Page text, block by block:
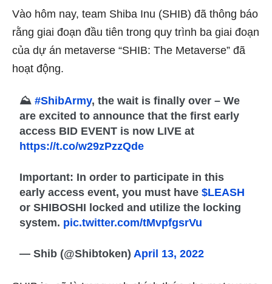
Vào hôm nay, team Shiba Inu (SHIB) đã thông báo
rằng giai đoạn đầu tiên trong quy trình ba giai đoạn
của dự án metaverse “SHIB: The Metaverse” đã
hoạt động.
⛰#ShibArmy, the wait is finally over – We
are excited to announce that the first early
access BID EVENT is now LIVE at
https://t.co/w29zPzzQde
Important: In order to participate in this
early access event, you must have$LEASH
or SHIBOSHI locked and utilize the locking
system. pic.twitter.com/tMvpfgsrVu
— Shib (@Shibtoken) April 13, 2022